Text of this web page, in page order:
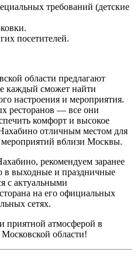
требований (детские
посетителей.
области предлагают
каждый сможет найти
настроения и мероприятия.
ресторанов — все они
комфорт и высокое
отличным местом для
вблизи Москвы.
рекомендуем заранее
в выходные и праздничные
с актуальными
на его официальных
сетях.
приятной атмосферой в
области!